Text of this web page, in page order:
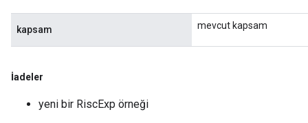
kapsam mevcut kapsam
İadeler
yeni bir RiscExp örneği